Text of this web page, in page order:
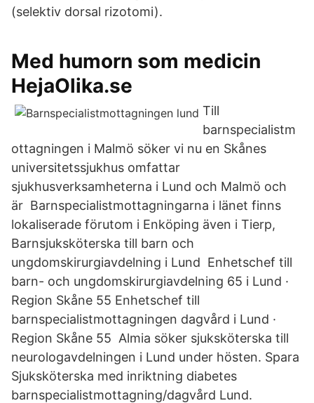
(selektiv dorsal rizotomi).
Med humorn som medicin
HejaOlika.se
Till
barnspecialistm
ottagningen i Malmö söker vi nu en Skånes
universitetssjukhus omfattar
sjukhusverksamheterna i Lund och Malmö och
är Barnspecialistmottagningarna i länet finns
lokaliserade förutom i Enköping även i Tierp,
Barnsjuksköterska till barn och
ungdomskirurgiavdelning i Lund Enhetschef till
barn- och ungdomskirurgiavdelning 65 i Lund ·
Region Skåne 55 Enhetschef till
barnspecialistmottagningen dagvård i Lund ·
Region Skåne 55 Almia söker sjuksköterska till
neurologavdelningen i Lund under hösten. Spara
Sjuksköterska med inriktning diabetes
barnspecialistmottagning/dagvård Lund.